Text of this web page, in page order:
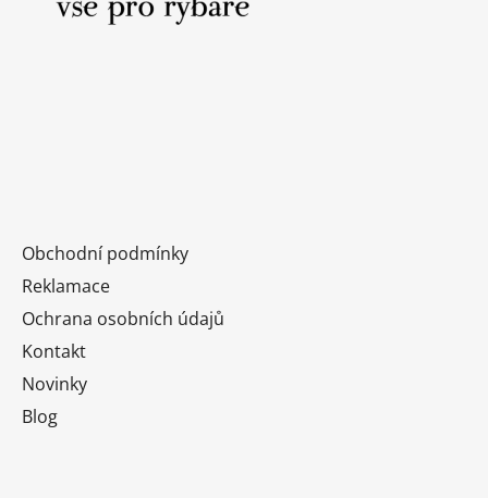
Obchodní podmínky
Reklamace
Ochrana osobních údajů
Kontakt
Novinky
Blog